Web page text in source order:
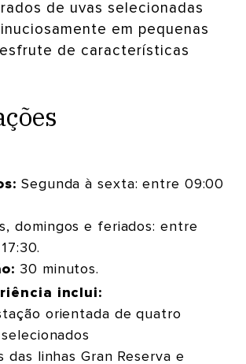
de uvas selecionadas
em pequenas
de características
Segunda à sexta: entre 09:00
domingos e feriados: entre
30 minutos.
inclui:
orientada de quatro
das linhas Gran Reserva e